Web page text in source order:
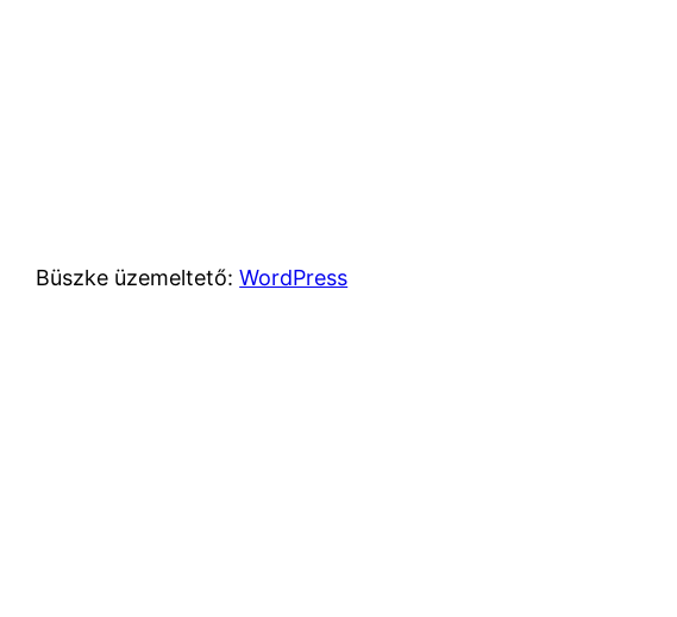
Büszke üzemeltető:WordPress